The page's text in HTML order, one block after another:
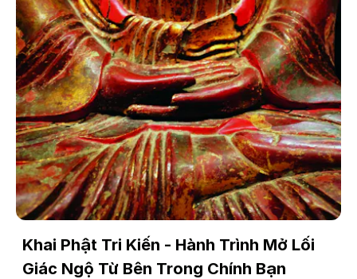
Khai Phật Tri Kiến - Hành Trình Mở Lối
Giác Ngộ Từ Bên Trong Chính Bạn